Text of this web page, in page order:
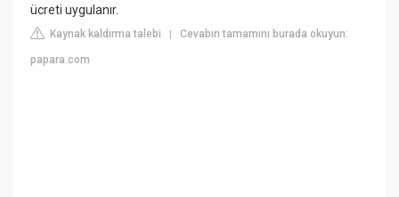
ücreti uygulanır.
Kaynak kaldırma talebi |Cevabın tamamını burada okuyun:
papara.com